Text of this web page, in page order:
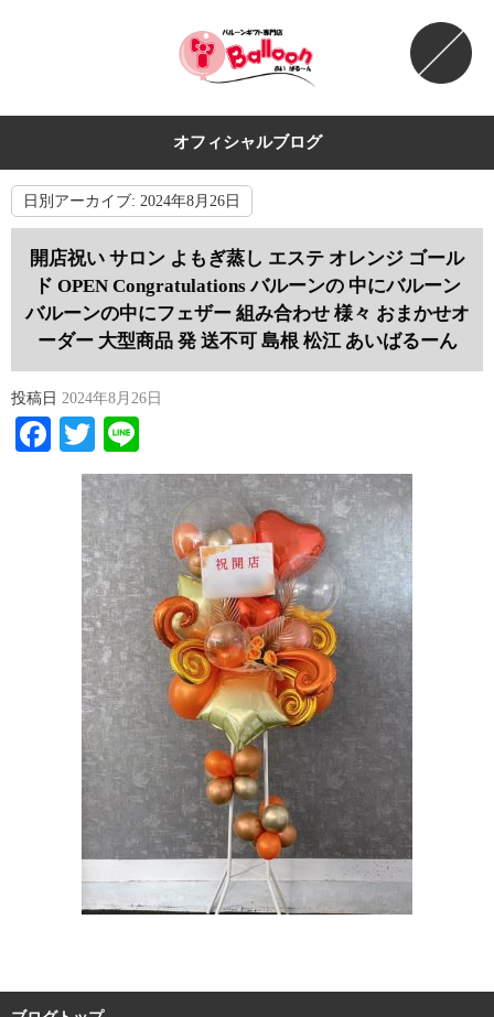
オフィシャルブログ
日別アーカイブ: 2024年8月26日
開店祝い サロン よもぎ蒸し エステ オレンジ ゴール
ド OPEN Congratulations バルーンの 中にバルーン
バルーンの中にフェザー 組み合わせ 様々 おまかせオ
ーダー 大型商品 発 送不可 島根 松江 あいばるーん
投稿日 2024年8月26日
Facebook
Twitter